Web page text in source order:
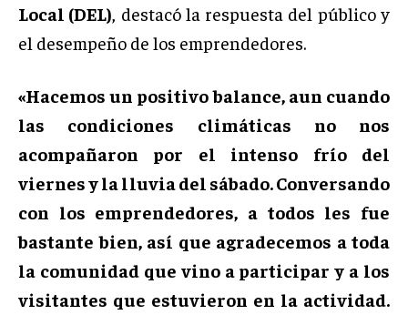
Local (DEL) , destacó la respuesta del público y
el desempeño de los emprendedores.
«Hacemos un positivo balance, aun cuando
las condiciones climáticas no nos
acompañaron por el intenso frío del
viernes y la lluvia del sábado. Conversando
con los emprendedores, a todos les fue
bastante bien, así que agradecemos a toda
la comunidad que vino a participar y a los
visitantes que estuvieron en la actividad.